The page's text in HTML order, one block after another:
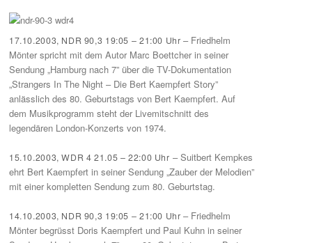
17.10.2003, NDR 90,3 19:05 – 21:00 Uhr – Friedhelm
Mönter spricht mit dem Autor Marc Boettcher in seiner
Sendung „Hamburg nach 7” über die TV-Dokumentation
„Strangers In The Night – Die Bert Kaempfert Story”
anlässlich des 80. Geburtstags von Bert Kaempfert. Auf
dem Musikprogramm steht der Livemitschnitt des
legendären London-Konzerts von 1974.
15.10.2003, WDR 4 21.05 – 22:00 Uhr – Suitbert Kempkes
ehrt Bert Kaempfert in seiner Sendung „Zauber der Melodien”
mit einer kompletten Sendung zum 80. Geburtstag.
14.10.2003, NDR 90,3 19:05 – 21:00 Uhr – Friedhelm
Mönter begrüsst Doris Kaempfert und Paul Kuhn in seiner